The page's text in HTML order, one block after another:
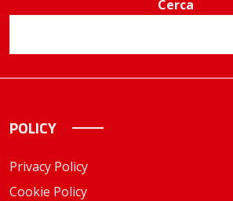
Cerca
POLICY
Privacy Policy
Cookie Policy